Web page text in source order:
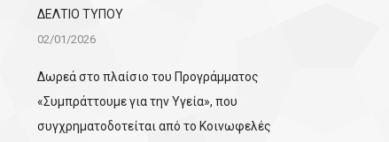
ΔΕΛΤΙΟ ΤΥΠΟΥ
02/01/2026
Δωρεά στο πλαίσιο του Προγράμματος
«Συμπράττουμε για την Υγεία», που
συγχρηματοδοτείται από το Κοινωφελές